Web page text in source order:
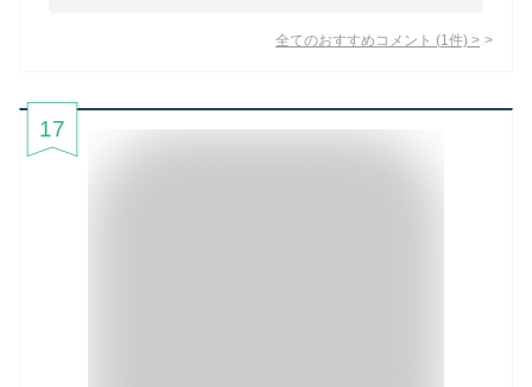
全てのおすすめコメント (1 件) >
17